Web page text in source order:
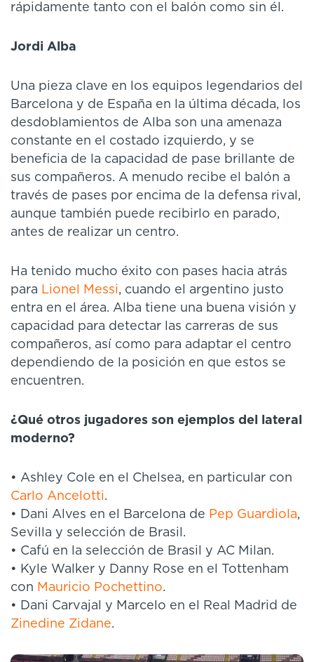
rápidamente tanto con el balón como sin él.
Jordi Alba
Una pieza clave en los equipos legendarios del
Barcelona y de España en la última década, los
desdoblamientos de Alba son una amenaza
constante en el costado izquierdo, y se
beneficia de la capacidad de pase brillante de
sus compañeros. A menudo recibe el balón a
través de pases por encima de la defensa rival,
aunque también puede recibirlo en parado,
antes de realizar un centro.
Ha tenido mucho éxito con pases hacia atrás
para Lionel Messi, cuando el argentino justo
entra en el área. Alba tiene una buena visión y
capacidad para detectar las carreras de sus
compañeros, así como para adaptar el centro
dependiendo de la posición en que estos se
encuentren.
¿Qué otros jugadores son ejemplos del lateral
moderno?
• Ashley Cole en el Chelsea, en particular con
Carlo Ancelotti.
• Dani Alves en el Barcelona de Pep Guardiola,
Sevilla y selección de Brasil.
• Cafú en la selección de Brasil y AC Milan.
• Kyle Walker y Danny Rose en el Tottenham
con Mauricio Pochettino.
• Dani Carvajal y Marcelo en el Real Madrid de
Zinedine Zidane.